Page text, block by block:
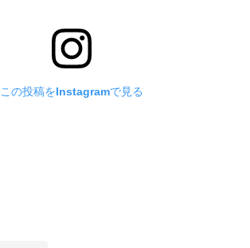
この投稿をInstagramで見る